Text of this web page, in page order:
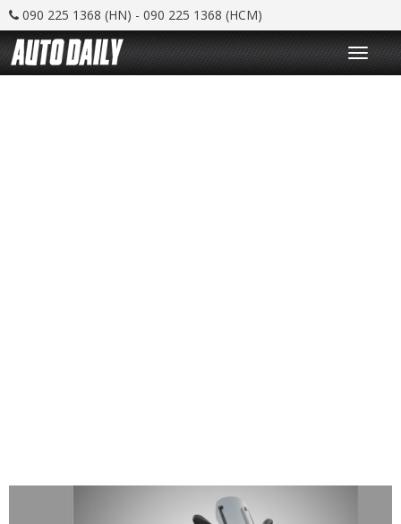
090 225 1368 (HN) - 090 225 1368 (HCM)
T
o
g